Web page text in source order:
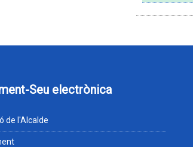
Seu electrònica
de l'Alcalde